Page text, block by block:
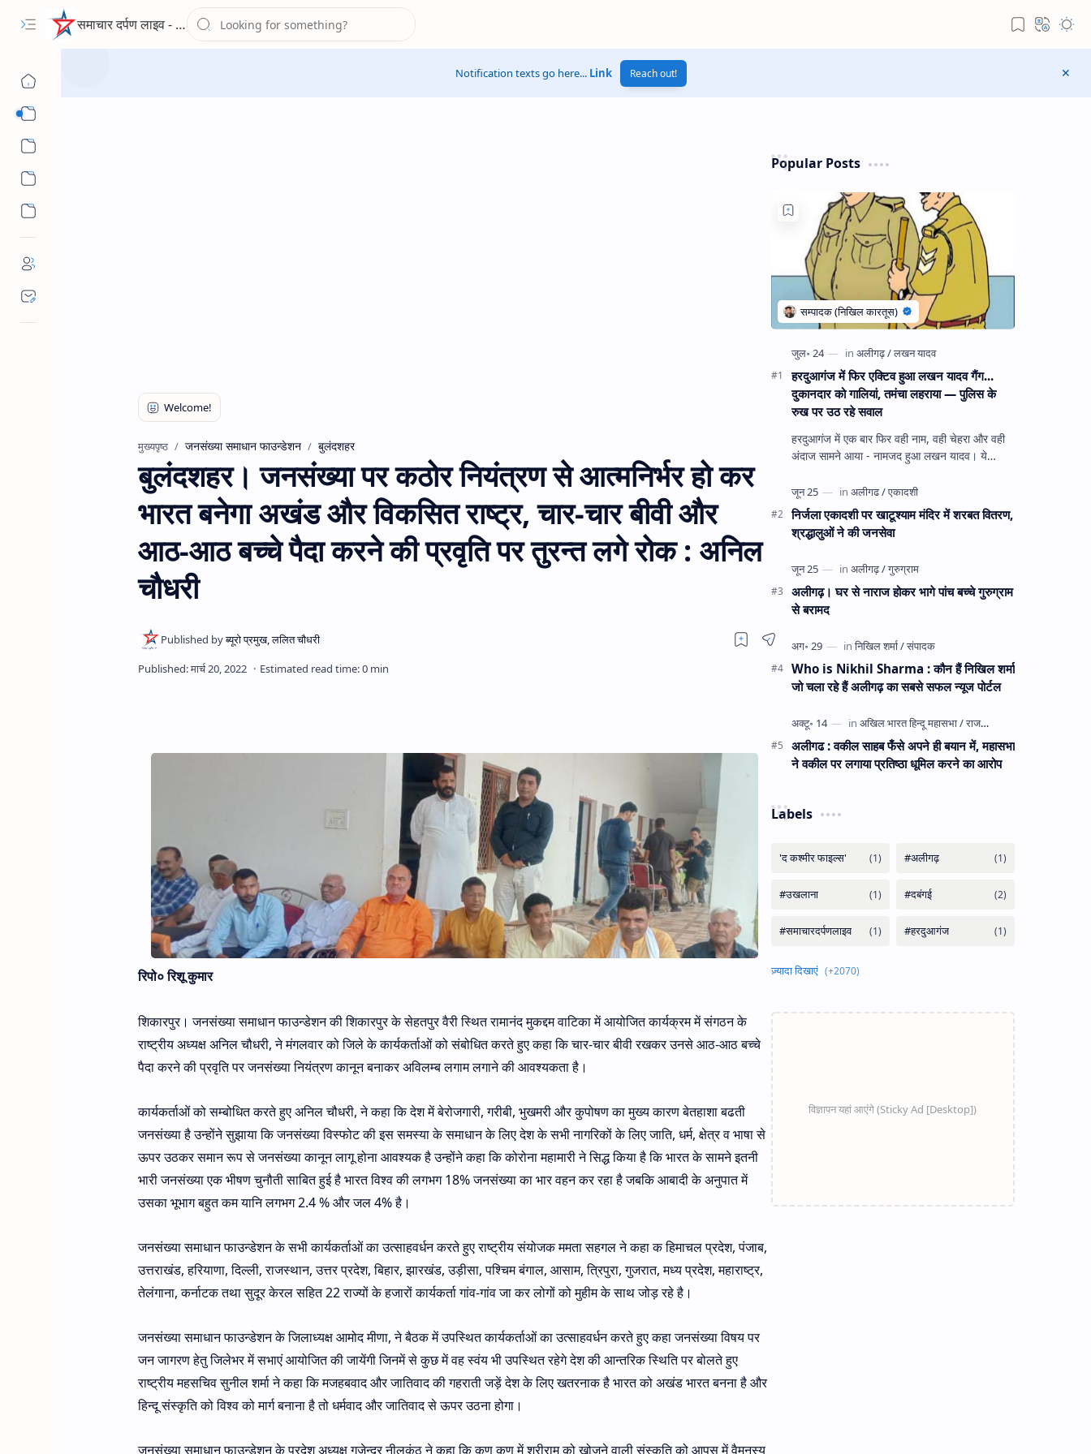
समाचार दर्पण लाइव - द न्यूज पोर्टल
Notification texts go here... Link Reach out!
मुख्यपृष्ठ जनसंख्या समाधान फाउन्डेशन बुलंदशहर
बुलंदशहर। जनसंख्या पर कठोर नियंत्रण से आत्मनिर्भर हो कर
भारत बनेगा अखंड और विकसित राष्ट्र, चार-चार बीवी और
आठ-आठ बच्चे पैदा करने की प्रवृति पर तुरन्त लगे रोक : अनिल
चौधरी
रिपो० रिशू कुमार
शिकारपुर। जनसंख्या समाधान फाउन्डेशन की शिकारपुर के सेहतपुर वैरी स्थित रामानंद मुकद्दम वाटिका में आयोजित कार्यक्रम में संगठन के
राष्ट्रीय अध्यक्ष अनिल चौधरी, ने मंगलवार को जिले के कार्यकर्ताओं को संबोधित करते हुए कहा कि चार-चार बीवी रखकर उनसे आठ-आठ बच्चे
पैदा करने की प्रवृति पर जनसंख्या नियंत्रण कानून बनाकर अविलम्ब लगाम लगाने की आवश्यकता है।
कार्यकर्ताओं को सम्बोधित करते हुए अनिल चौधरी, ने कहा कि देश में बेरोजगारी, गरीबी, भुखमरी और कुपोषण का मुख्य कारण बेतहाशा बढती
जनसंख्या है उन्होंने सुझाया कि जनसंख्या विस्फोट की इस समस्या के समाधान के लिए देश के सभी नागरिकों के लिए जाति, धर्म, क्षेत्र व भाषा से
ऊपर उठकर समान रूप से जनसंख्या कानून लागू होना आवश्यक है उन्होंने कहा कि कोरोना महामारी ने सिद्ध किया है कि भारत के सामने इतनी
भारी जनसंख्या एक भीषण चुनौती साबित हुई है भारत विश्व की लगभग 18% जनसंख्या का भार वहन कर रहा है जबकि आबादी के अनुपात में
उसका भूभाग बहुत कम यानि लगभग 2.4 % और जल 4% है।
जनसंख्या समाधान फाउन्डेशन के सभी कार्यकर्ताओं का उत्साहवर्धन करते हुए राष्ट्रीय संयोजक ममता सहगल ने कहा क हिमाचल प्रदेश, पंजाब,
उत्तराखंड, हरियाणा, दिल्ली, राजस्थान, उत्तर प्रदेश, बिहार, झारखंड, उड़ीसा, पश्चिम बंगाल, आसाम, त्रिपुरा, गुजरात, मध्य प्रदेश, महाराष्ट्र,
तेलंगाना, कर्नाटक तथा सुदूर केरल सहित 22 राज्यों के हजारों कार्यकर्ता गांव-गांव जा कर लोगों को मुहीम के साथ जोड़ रहे है।
जनसंख्या समाधान फाउन्डेशन के जिलाध्यक्ष आमोद मीणा, ने बैठक में उपस्थित कार्यकर्ताओं का उत्साहवर्धन करते हुए कहा जनसंख्या विषय पर
जन जागरण हेतु जिलेभर में सभाएं आयोजित की जायेंगी जिनमें से कुछ में वह स्वंय भी उपस्थित रहेगे देश की आन्तरिक स्थिति पर बोलते हुए
राष्ट्रीय महसचिव सुनील शर्मा ने कहा कि मजहबवाद और जातिवाद की गहराती जड़ें देश के लिए खतरनाक है भारत को अखंड भारत बनना है और
हिन्दू संस्कृति को विश्व को मार्ग बनाना है तो धर्मवाद और जातिवाद से ऊपर उठना होगा।
जनसंख्या समाधान फाउन्डेशन के प्रदेश अध्यक्ष गजेन्द्र नीलकंठ ने कहा कि कण कण में श्रीराम को खोजने वाली संस्कृति को आपस में वैमनस्य
Popular Posts
हरदुआगंज में फिर एक्टिव हुआ लखन यादव गैंग...
दुकानदार को गालियां, तमंचा लहराया — पुलिस के
रुख पर उठ रहे सवाल
हरदुआगंज में एक बार फिर वही नाम, वही चेहरा और वही
अंदाज सामने आया - नामजद हुआ लखन यादव। ये
घंटे हव…
निर्जला एकादशी पर खाटूश्याम मंदिर में शरबत वितरण,
श्रद्धालुओं ने की जनसेवा
अलीगढ़। घर से नाराज होकर भागे पांच बच्चे गुरुग्राम
से बरामद
Who is Nikhil Sharma : कौन हैं निखिल शर्मा
जो चला रहे हैं अलीगढ़ का सबसे सफल न्यूज पोर्टल
अलीगढ : वकील साहब फँसे अपने ही बयान में, महासभा
ने वकील पर लगाया प्रतिष्ठा धूमिल करने का आरोप
Labels